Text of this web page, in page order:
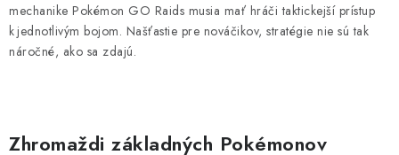
mechanike Pokémon GO Raids musia mať hráči taktickejší prístup
k jednotlivým bojom. Našťastie pre nováčikov, stratégie nie sú tak
náročné, ako sa zdajú.
Zhromaždi základných Pokémonov